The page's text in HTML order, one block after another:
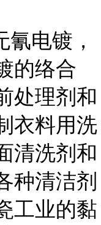
电镀，
的络合
处理剂和
衣料用洗
清洗剂和
种清洁剂
工业的黏